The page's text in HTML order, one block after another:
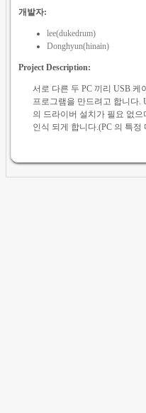
개발자:
lee(dukedrum)
Donghyun(hinain)
Project Description:
서로 다른 두 PC 끼리 USB
프로그램을 만드려고 합니다.
의 드라이버 설치가 필요 없
인식 되게 합니다.(PC 의 특